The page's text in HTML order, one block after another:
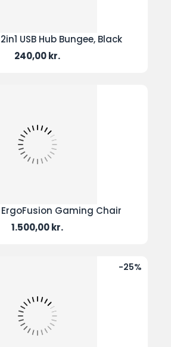
USB Hub Bungee, Black
Pris
240,00 kr.
Gaming Chair
Pris
1.500,00 kr.
-25%